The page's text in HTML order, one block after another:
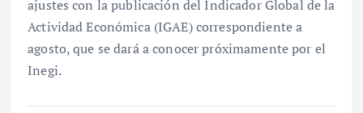
ajustes con la publicación del Indicador Global de la
Actividad Económica (IGAE) correspondiente a
agosto, que se dará a conocer próximamente por el
Inegi.